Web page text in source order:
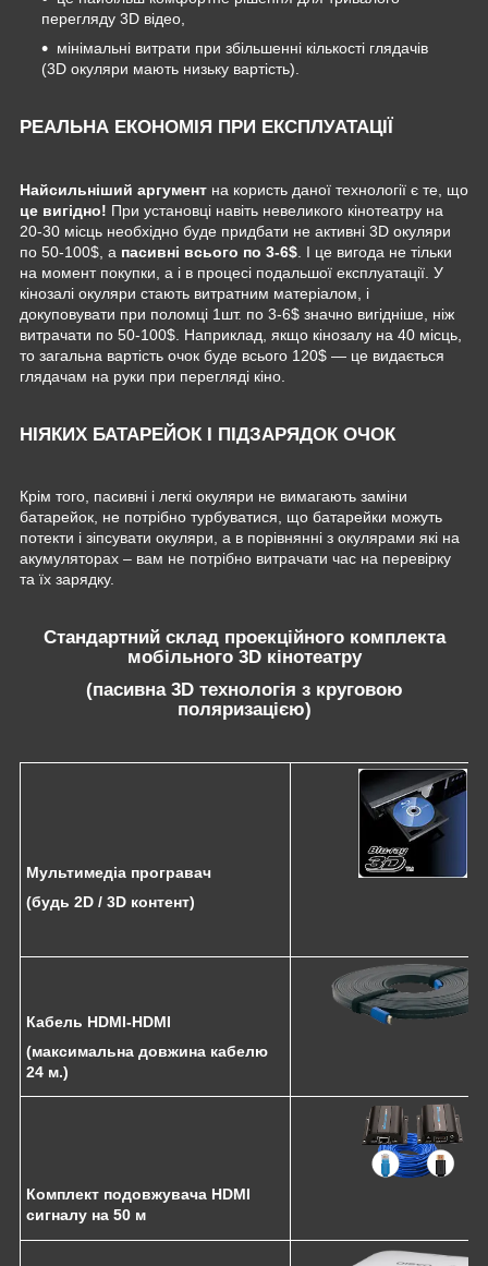
перегляду 3D відео,
мінімальні витрати при збільшенні кількості глядачів
(3D окуляри мають низьку вартість).
РЕАЛЬНА ЕКОНОМІЯ ПРИ ЕКСПЛУАТАЦІЇ
Найсильніший аргумент на користь даної технології є те, що
це вигідно! При установці навіть невеликого кінотеатру на
20-30 місць необхідно буде придбати не активні 3D окуляри
по 50-100$, а пасивні всього по 3-6$ . І це вигода не тільки
на момент покупки, а і в процесі подальшої експлуатації. У
кінозалі окуляри стають витратним матеріалом, і
докуповувати при поломці 1шт. по 3-6$ значно вигідніше, ніж
витрачати по 50-100$. Наприклад, якщо кінозалу на 40 місць,
то загальна вартість очок буде всього 120$ ― це видається
глядачам на руки при перегляді кіно.
НІЯКИХ БАТАРЕЙОК І ПІДЗАРЯДОК ОЧОК
Крім того, пасивні і легкі окуляри не вимагають заміни
батарейок, не потрібно турбуватися, що батарейки можуть
потекти і зіпсувати окуляри, а в порівнянні з окулярами які на
акумуляторах – вам не потрібно витрачати час на перевірку
та їх зарядку.
Стандартний склад проекційного комплекта
мобільного 3D кінотеатру
(пасивна 3D технологія з круговою
поляризацією)
Мультимедіа програвач
(будь 2D / 3D контент)
Кабель HDMI-HDMI
(максимальна довжина кабелю
24 м.)
Комплект подовжувача HDMI
сигналу на 50 м